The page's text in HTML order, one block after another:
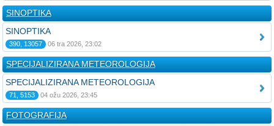
SINOPTIKA
SINOPTIKA
390, 13057 06 tra 2026, 23:02
SPECIJALIZIRANA METEOROLOGIJA
SPECIJALIZIRANA METEOROLOGIJA
71, 5153 04 ožu 2026, 23:45
FOTOGRAFIJA